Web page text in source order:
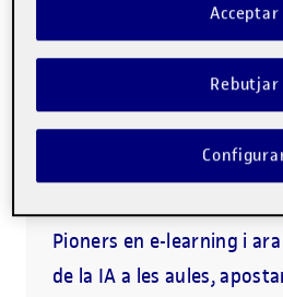
La UOC, la millor
universitat
Som la universitat online
ben posicionada als
de qualitat universitària.
Pioners en e-learning i
de la IA a les aules,
Rebutjar
Acceptar